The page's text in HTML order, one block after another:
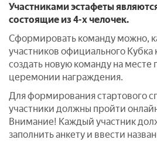
Участниками эстафеты
состоящие из 4-х челочек.
Сформировать команду можно,
участников официального Кубка
создать новую команду на месте
церемонии награждения.
Для формирования стартового
участники должны пройти
Внимание! Каждый участник
заполнить анкету и ввести